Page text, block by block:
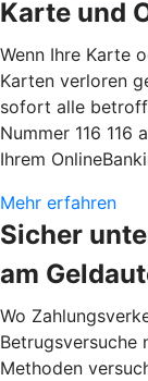
Karte und
Wenn Ihre Karte
Karten verloren
sofort alle
Nummer 116 116
Ihrem
Mehr erfahren
Sicher
am
Wo
Betrugsversuche
Methoden